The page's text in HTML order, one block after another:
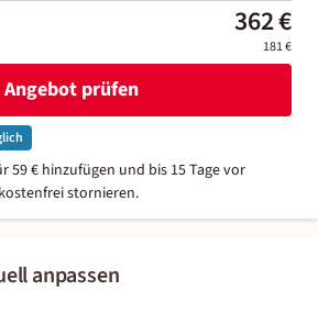
anpassen
362 €
181 €
Angebot prüfen
59 € hinzufügen und bis 15 Tage vor
stornieren.